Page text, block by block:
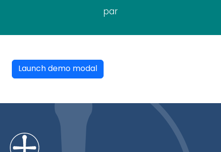
par
Launch demo modal